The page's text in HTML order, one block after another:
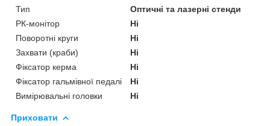
Тип
Оптичні та лазерні стенди
РК-монітор
Ні
Поворотні круги
Ні
Захвати (краби)
Ні
Фіксатор керма
Ні
Фіксатор гальмівної педалі
Ні
Вимірювальні головки
Ні
Приховати